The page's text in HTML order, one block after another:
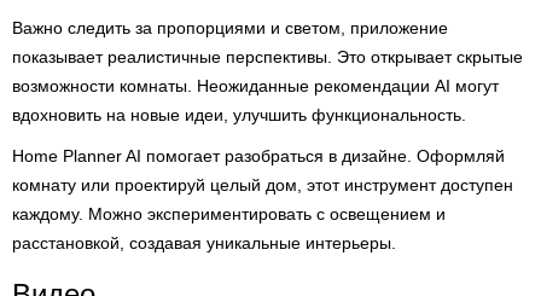
Важно следить за пропорциями и светом, приложение
показывает реалистичные перспективы. Это открывает скрытые
возможности комнаты. Неожиданные рекомендации AI могут
вдохновить на новые идеи, улучшить функциональность.
Home Planner AI помогает разобраться в дизайне. Оформляй
комнату или проектируй целый дом, этот инструмент доступен
каждому. Можно экспериментировать с освещением и
расстановкой, создавая уникальные интерьеры.